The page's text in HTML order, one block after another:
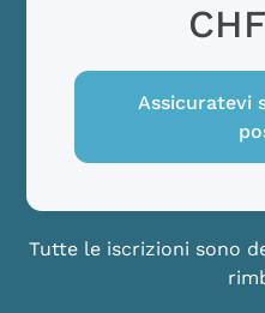
Assicuratevi
Tutte le iscrizioni sono